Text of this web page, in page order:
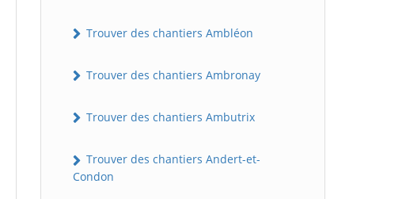
Trouver des chantiers Ambléon
Trouver des chantiers Ambronay
Trouver des chantiers Ambutrix
Trouver des chantiers Andert-et-
Condon